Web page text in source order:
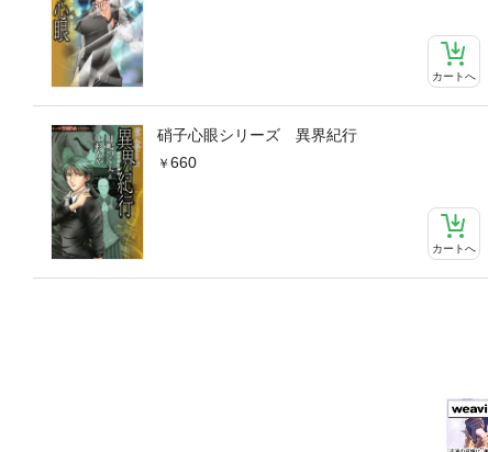
カートへ
硝子心眼シリーズ 異界紀行
660
カートへ